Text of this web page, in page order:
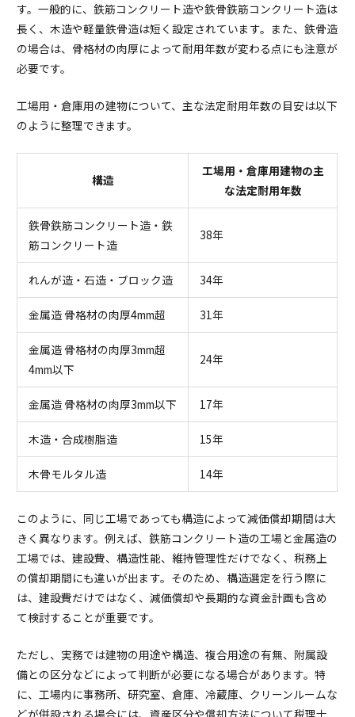
す。一般的に、鉄筋コンクリート造や鉄骨鉄筋コンクリート造は
長く、木造や軽量鉄骨造は短く設定されています。また、鉄骨造
の場合は、骨格材の肉厚によって耐用年数が変わる点にも注意が
必要です。
工場用・倉庫用の建物について、主な法定耐用年数の目安は以下
のように整理できます。
構造
工場用・倉庫用建物の主
な法定耐用年数
鉄骨鉄筋コンクリート造・鉄
筋コンクリート造
38年
れんが造・石造・ブロック造 34年
金属造 骨格材の肉厚4mm超 31年
金属造 骨格材の肉厚3mm超
4mm以下
24年
金属造 骨格材の肉厚3mm以下 17年
木造・合成樹脂造 15年
木骨モルタル造 14年
このように、同じ工場であっても構造によって減価償却期間は大
きく異なります。例えば、鉄筋コンクリート造の工場と金属造の
工場では、建設費、構造性能、維持管理性だけでなく、税務上
の償却期間にも違いが出ます。そのため、構造選定を行う際に
は、建設費だけではなく、減価償却や長期的な資金計画も含め
て検討することが重要です。
ただし、実務では建物の用途や構造、複合用途の有無、附属設
備との区分などによって判断が必要になる場合があります。特
に、工場内に事務所、研究室、倉庫、冷蔵庫、クリーンルームな
どが併設される場合には、資産区分や償却方法について税理士